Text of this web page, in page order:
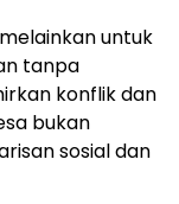
untuk
tanpa
konflik dan
bukan
sosial dan